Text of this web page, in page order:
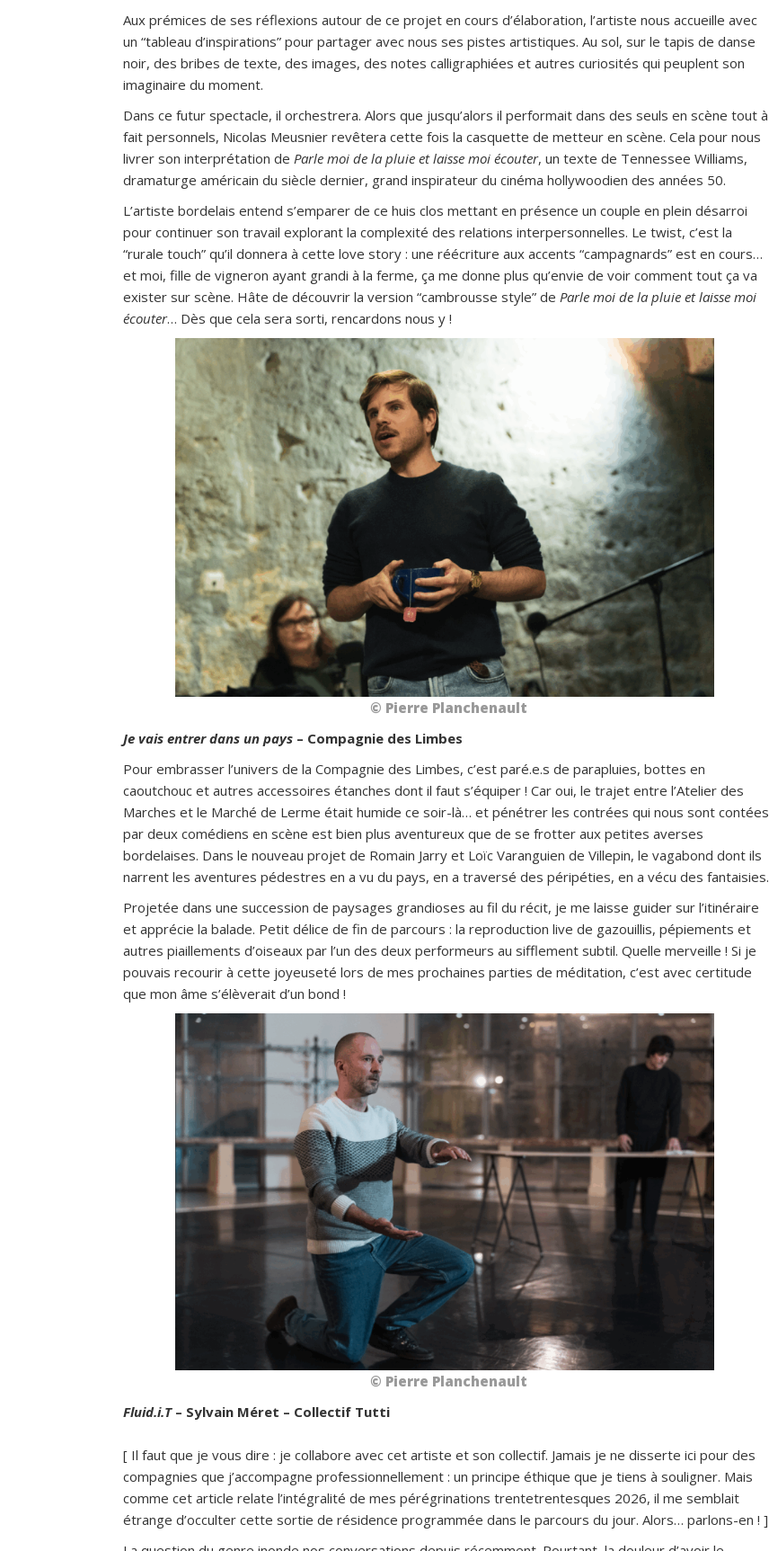
Aux prémices de ses réflexions autour de ce projet en cours d’élaboration, l’artiste nous accueille avec
un “tableau d’inspirations” pour partager avec nous ses pistes artistiques. Au sol, sur le tapis de danse
noir, des bribes de texte, des images, des notes calligraphiées et autres curiosités qui peuplent son
imaginaire du moment.
Dans ce futur spectacle, il orchestrera. Alors que jusqu’alors il performait dans des seuls en scène tout à
fait personnels, Nicolas Meusnier revêtera cette fois la casquette de metteur en scène. Cela pour nous
livrer son interprétation de Parle moi de la pluie et laisse moi écouter, un texte de Tennessee Williams,
dramaturge américain du siècle dernier, grand inspirateur du cinéma hollywoodien des années 50.
L’artiste bordelais entend s’emparer de ce huis clos mettant en présence un couple en plein désarroi
pour continuer son travail explorant la complexité des relations interpersonnelles. Le twist, c’est la
“rurale touch” qu’il donnera à cette love story : une réécriture aux accents “campagnards” est en cours…
et moi, fille de vigneron ayant grandi à la ferme, ça me donne plus qu’envie de voir comment tout ça va
exister sur scène. Hâte de découvrir la version “cambrousse style” de Parle moi de la pluie et laisse moi
écouter… Dès que cela sera sorti, rencardons nous y !
© Pierre Planchenault
Je vais entrer dans un pays – Compagnie des Limbes
Pour embrasser l’univers de la Compagnie des Limbes, c’est paré.e.s de parapluies, bottes en
caoutchouc et autres accessoires étanches dont il faut s’équiper ! Car oui, le trajet entre l’Atelier des
Marches et le Marché de Lerme était humide ce soir-là… et pénétrer les contrées qui nous sont contées
par deux comédiens en scène est bien plus aventureux que de se frotter aux petites averses
bordelaises. Dans le nouveau projet de Romain Jarry et Loïc Varanguien de Villepin, le vagabond dont ils
narrent les aventures pédestres en a vu du pays, en a traversé des péripéties, en a vécu des fantaisies.
Projetée dans une succession de paysages grandioses au fil du récit, je me laisse guider sur l’itinéraire
et apprécie la balade. Petit délice de fin de parcours : la reproduction live de gazouillis, pépiements et
autres piaillements d’oiseaux par l’un des deux performeurs au sifflement subtil. Quelle merveille ! Si je
pouvais recourir à cette joyeuseté lors de mes prochaines parties de méditation, c’est avec certitude
que mon âme s’élèverait d’un bond !
© Pierre Planchenault
Fluid.i.T– Sylvain Méret – Collectif Tutti
[ Il faut que je vous dire : je collabore avec cet artiste et son collectif. Jamais je ne disserte ici pour des
compagnies que j’accompagne professionnellement : un principe éthique que je tiens à souligner. Mais
comme cet article relate l’intégralité de mes pérégrinations trentetrentesques 2026, il me semblait
étrange d’occulter cette sortie de résidence programmée dans le parcours du jour. Alors… parlons-en ! ]